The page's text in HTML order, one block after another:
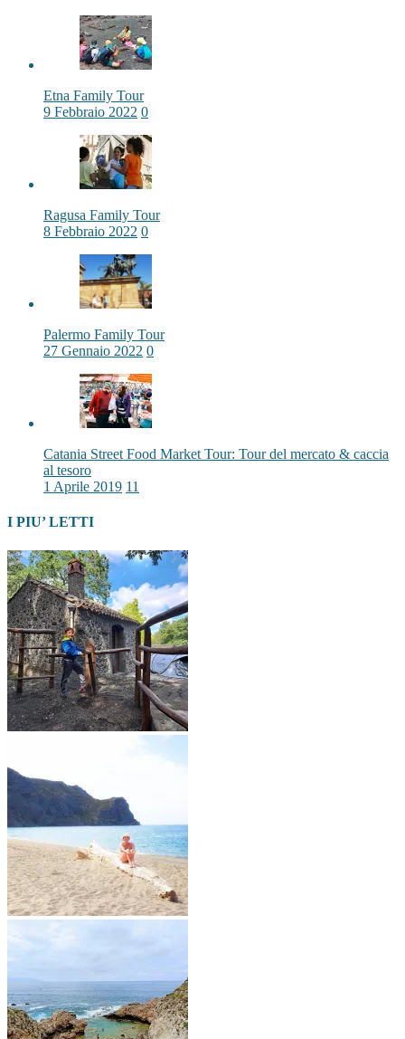
Etna Family Tour
9 Febbraio 2022 0
Ragusa Family Tour
8 Febbraio 2022 0
Palermo Family Tour
27 Gennaio 2022 0
Catania Street Food Market Tour: Tour del mercato & caccia
al tesoro
1 Aprile 2019 11
I PIU’ LETTI